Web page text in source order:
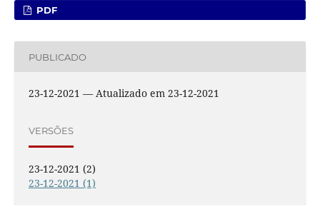
PDF
PUBLICADO
23-12-2021 — Atualizado em 23-12-2021
VERSÕES
23-12-2021 (2)
23-12-2021 (1)